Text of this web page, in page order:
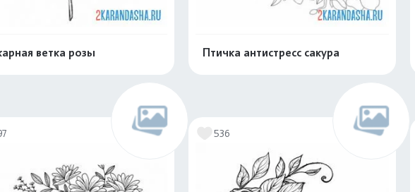
ветка розы Птичка антистресс сакура
536